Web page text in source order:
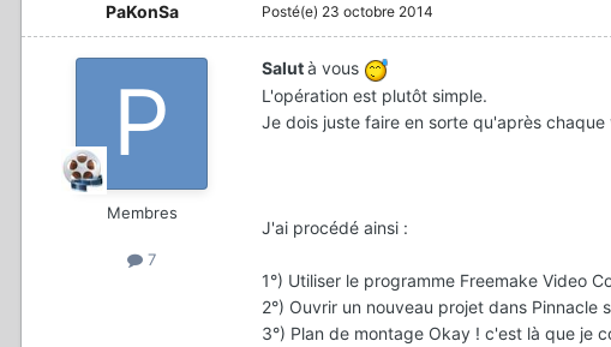
PaKonSa
Membres
7
Posté(e) 23 octobre 2014
Salutà vous
L'opération est plutôt simple.
Je dois juste faire en sorte qu'après
J'ai procédé ainsi :
1°) Utiliser le programme Freemake Video
2°) Ouvrir un nouveau projet dans
3°) Plan de montage Okay ! c'est là que je